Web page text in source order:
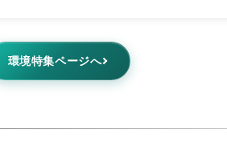
環境特集ページへ